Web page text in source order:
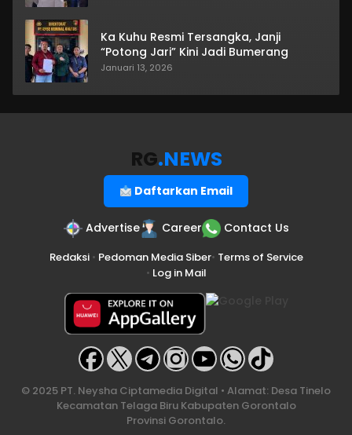
Ka Kuhu Resmi Tersangka, Janji
“Potong Jari” Kini Jadi Bumerang
Januari 13, 2026
RG.NEWS
Daftarkan Email
Advertise Career Contact Us
Redaksi• Pedoman Media Siber• Terms of Service
• Log in Mail
© 2025 PT. Neysha Ciptamedia Digital • Alamat: Desa Tinelo
Kecamatan Telaga Biru Kabupaten Gorontalo
Provinsi Gorontalo.